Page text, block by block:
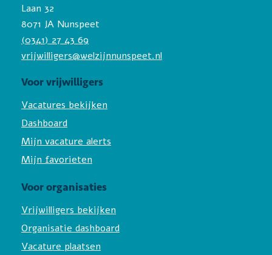
Laan 32
8071 JA Nunspeet
(0341) 27 43 69
vrijwilligers@welzijnnunspeet.nl
Voor vrijwilligers
Vacatures bekijken
Dashboard
Mijn vacature alerts
Mijn favorieten
Voor organisaties
Vrijwilligers bekijken
Organisatie dashboard
Vacature plaatsen